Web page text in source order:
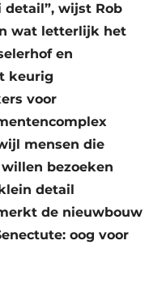
detail”, wijst Rob
wat letterlijk het
en
keurig
voor
mensen die
bezoeken
detail
de nieuwbouw
oog voor